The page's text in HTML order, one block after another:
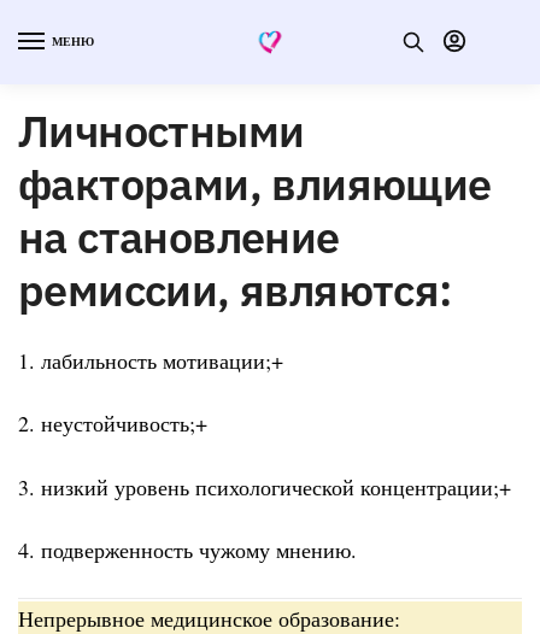
МЕНЮ
Личностными
факторами, влияющие
на становление
ремиссии, являются:
1. лабильность мотивации;+
2. неустойчивость;+
3. низкий уровень психологической концентрации;+
4. подверженность чужому мнению.
Непрерывное медицинское образование: